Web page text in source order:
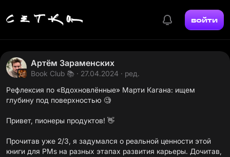
войти
Артём Зараменских
Book Club 📚 · 27.04.2024 · ред.
Рефлексия по «Вдохновлённые» Марти Кагана: ищем
глубину под поверхностью 🧐
Привет, пионеры продуктов! 👋
Прочитав уже 2/3, я задумался о реальной ценности этой
книги для PMs на разных этапах развития карьеры. Дочитав,